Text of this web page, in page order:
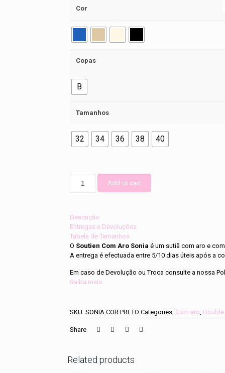
Cor
Copas
B
Tamanhos
32 34 36 38 40
Com
quantity
Add to cart
Descrição
Entregas e Devoluções
Tabela de Tamanhos
O Soutien Com Aro Sonia é um sutiã com aro e
A entrega é efectuada entre 5/10 dias úteis após a
Em caso de Devolução ou Troca consulte a nossa
Saiba mais
SKU:SONIA COR PRETO Categories: Com aro,
Share
Related products